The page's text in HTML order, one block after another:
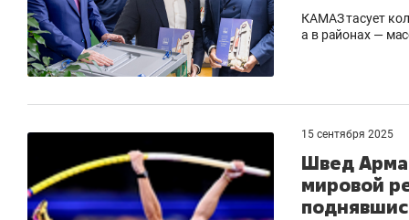
КАМАЗ тасует
а в районах —
15 сентября 2025
Швед
мировой